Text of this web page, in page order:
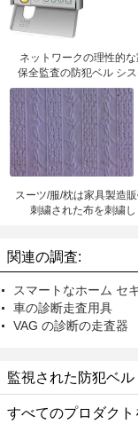
ネットワークの理性的
保全監査の防犯ベル シ
話をかけて下さい
スーツ/服/枕は家具製造
刺繍された布を刺繍し
関連の調査:
スマートなホーム セ
車の診断走査用具
VAG の診断の走査器
監視された防犯ベル
すべてのプロダク